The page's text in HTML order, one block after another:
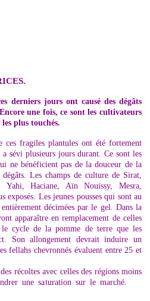
derniers jours ont causé des dégâts
une fois, ce sont les cultivateurs
plus touchés.
ces fragiles plantules ont été fortement
sévi plusieurs jours durant. Ce sont les
ne bénéficient pas de la douceur de la
Les champs de culture de Sirat,
Haciane, Aïn Nouissy, Mesra,
exposés. Les jeunes pousses qui sont au
décimées par le gel. Dans la
apparaître en remplacement de celles
le cycle de la pomme de terre que les
Son allongement devrait induire un
fellahs chevronnés évaluent entre 25 et
récoltes avec celles des régions moins
une saturation sur le marché.